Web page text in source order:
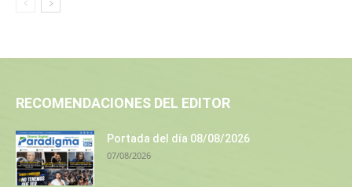
RECOMENDACIONES DEL EDITOR
Portada del día 08/08/2026
07/08/2026